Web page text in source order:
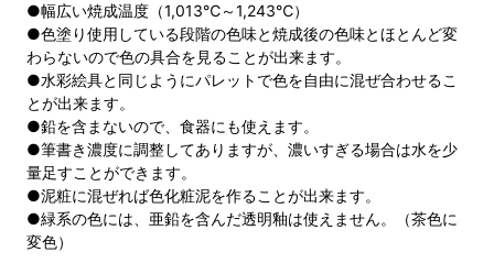
●幅広い焼成温度（1,013℃～1,243℃）
●色塗り使用している段階の色味と焼成後の色味とほとんど変
わらないので色の具合を見ることが出来ます。
●水彩絵具と同じようにパレットで色を自由に混ぜ合わせるこ
とが出来ます。
●鉛を含まないので、食器にも使えます。
●筆書き濃度に調整してありますが、濃いすぎる場合は水を少
量足すことができます。
●泥粧に混ぜれば色化粧泥を作ることが出来ます。
●緑系の色には、亜鉛を含んだ透明釉は使えません。（茶色に
変色）